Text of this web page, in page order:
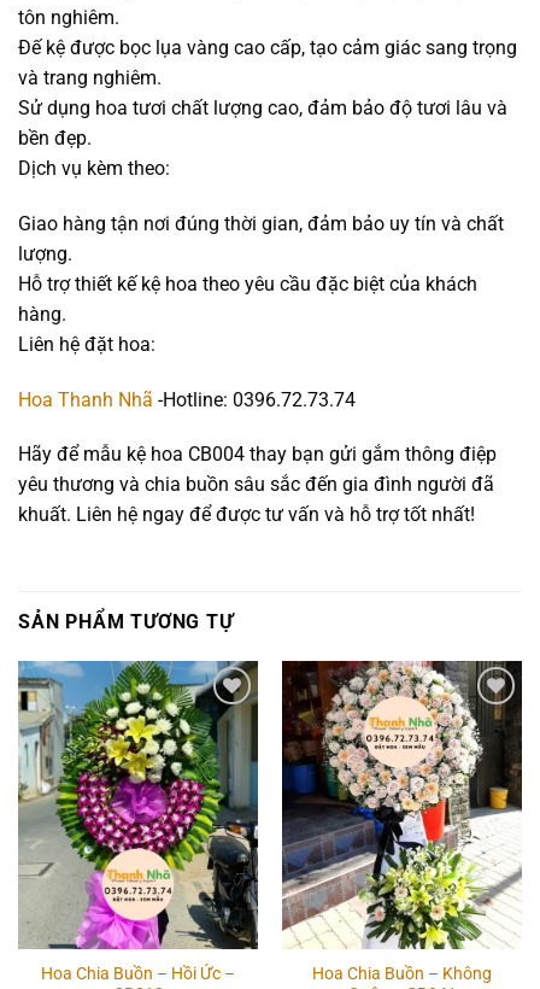
tôn nghiêm.
Đế kệ được bọc lụa vàng cao cấp, tạo cảm giác sang trọng
và trang nghiêm.
Sử dụng hoa tươi chất lượng cao, đảm bảo độ tươi lâu và
bền đẹp.
Dịch vụ kèm theo:
Giao hàng tận nơi đúng thời gian, đảm bảo uy tín và chất
lượng.
Hỗ trợ thiết kế kệ hoa theo yêu cầu đặc biệt của khách
hàng.
Liên hệ đặt hoa:
Hoa Thanh Nhã -Hotline: 0396.72.73.74
Hãy để mẫu kệ hoa CB004 thay bạn gửi gắm thông điệp
yêu thương và chia buồn sâu sắc đến gia đình người đã
khuất. Liên hệ ngay để được tư vấn và hỗ trợ tốt nhất!
SẢN PHẨM TƯƠNG TỰ
Add to
wishlist
Hoa Chia Buồn – Hồi Ức –
Add to
wishlist
Hoa Chia Buồn – Không